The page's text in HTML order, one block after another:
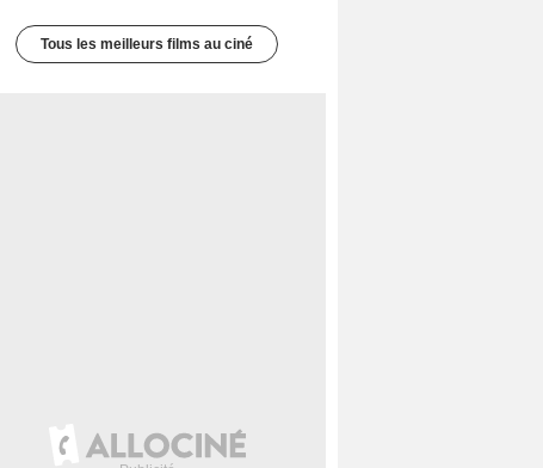
Tous les meilleurs films au ciné